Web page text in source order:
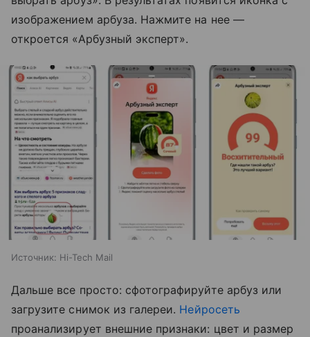
изображением арбуза. Нажмите на нее —
откроется «Арбузный эксперт».
Источник: Hi-Tech Mail
Дальше все просто: сфотографируйте арбуз или
загрузите снимок из галереи. Нейросеть
проанализирует внешние признаки: цвет и размер